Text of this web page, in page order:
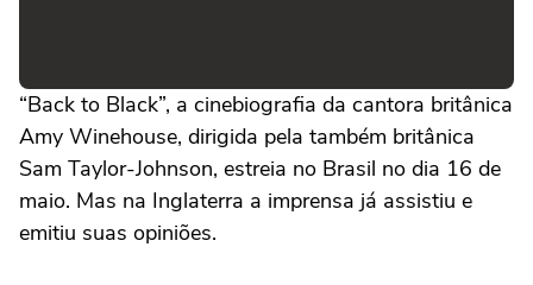
“Back to Black”, a cinebiografia da cantora britânica
Amy Winehouse, dirigida pela também britânica
Sam Taylor-Johnson, estreia no Brasil no dia 16 de
maio. Mas na Inglaterra a imprensa já assistiu e
emitiu suas opiniões.